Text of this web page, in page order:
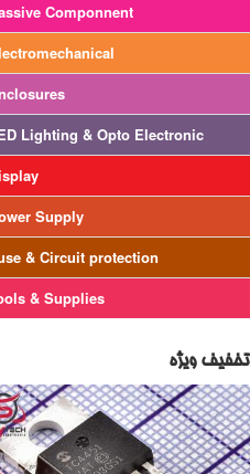
Componnent
Lighting & Opto Electronic
Supply
& Circuit protection
& Supplies
تخفیف ویژه